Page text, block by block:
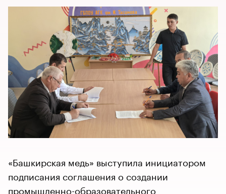
«Башкирская медь» выступила инициатором
подписания соглашения о создании
промышленно-образовательного